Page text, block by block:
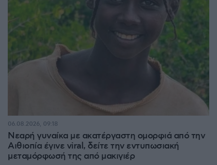
Νεαρή γυναίκα με ακατέργαστη ομορφιά από την
Αιθιοπία έγινε viral, δείτε την εντυπωσιακή
μεταμόρφωσή της από μακιγιέρ
06.08.2026, 09:18